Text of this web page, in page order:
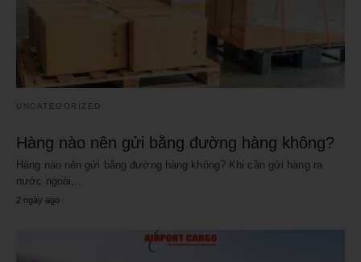
UNCATEGORIZED
Hàng nào nên gửi bằng đường hàng không?
Hàng nào nên gửi bằng đường hàng không? Khi cần gửi hàng ra
nước ngoài,…
2 ngày ago